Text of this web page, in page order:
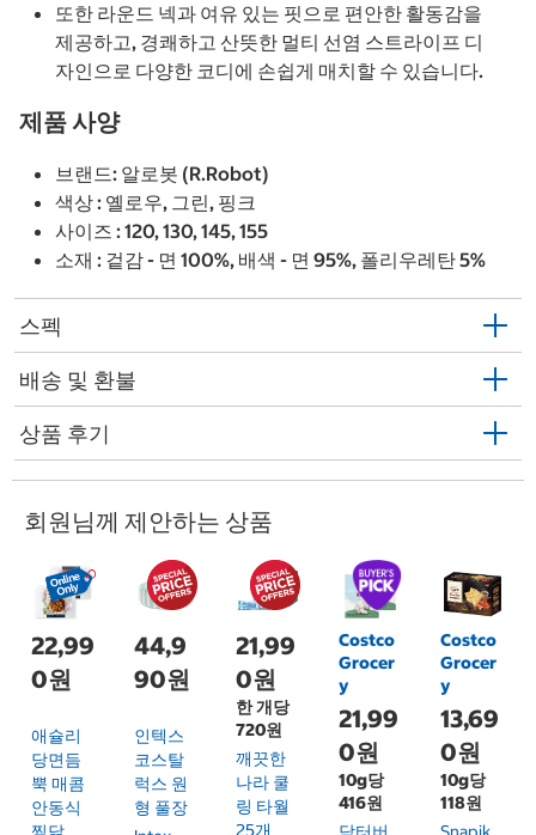
또한 라운드 넥과 여유 있는 핏으로 편안한 활동감을
제공하고, 경쾌하고 산뜻한 멀티 선염 스트라이프 디
자인으로 다양한 코디에 손쉽게 매치할 수 있습니다.
제품 사양
브랜드: 알로봇 (R.Robot)
색상 : 옐로우, 그린, 핑크
사이즈 : 120, 130, 145, 155
소재 : 겉감 - 면 100%, 배색 - 면 95%, 폴리우레탄 5%
스펙
배송 및 환불
상품 후기
회원님께 제안하는 상품
22,99
0원
애슐리
당면듬
뿍 매콤
안동식
44,9
90원
인텍스
코스탈
럭스 원
형 풀장
21,99
0원
한 개당
720원
깨끗한
나라 쿨
링 타월
25개
Costco
Grocer
y
21,99
0원
10g당
416원
Costco
Grocer
y
13,69
0원
10g당
118원